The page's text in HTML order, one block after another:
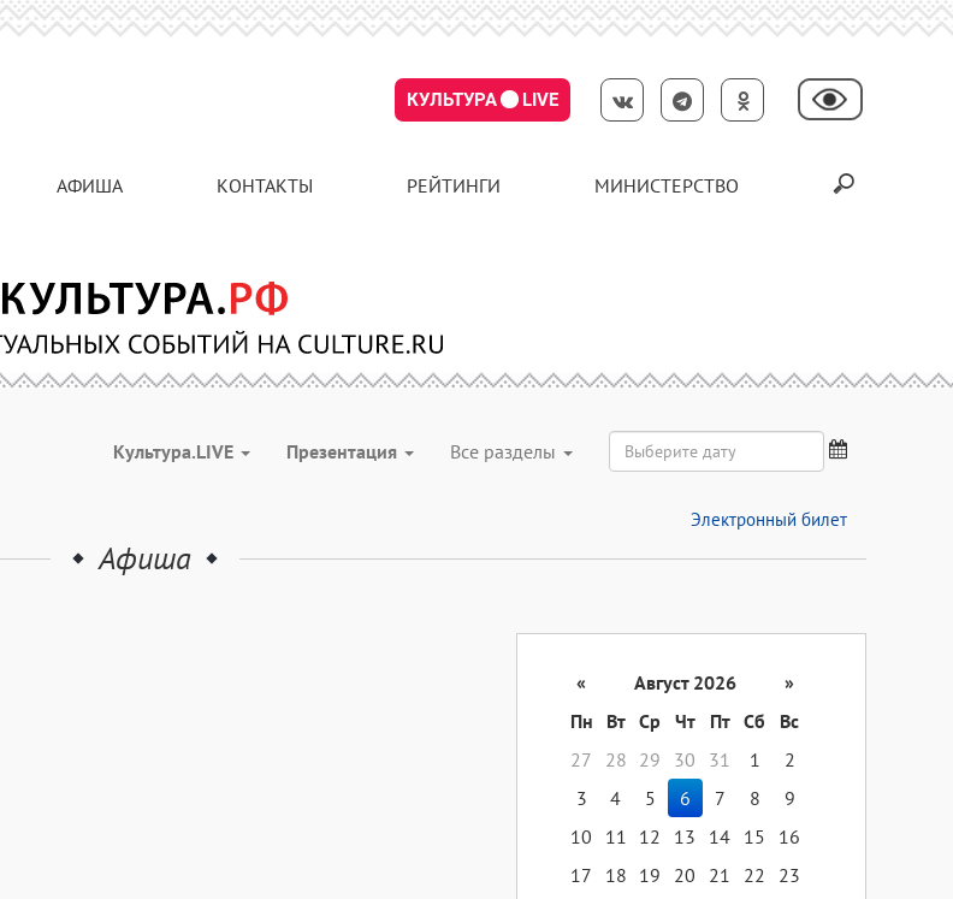
КУЛЬТУРА LIVE
АФИША КОНТАКТЫ РЕЙТИНГИ МИНИСТЕРСТВО
Культура.LIVE Презентация Все разделы
Электронный билет
Афиша
« Август 2026
»
Пн
Вт Ср Чт Пт Сб
Вс
27
28 29 30 31 1
2
3
4 5 6 7 8
9
10
11 12 13 14 15
16
17
18 19 20 21 22
23